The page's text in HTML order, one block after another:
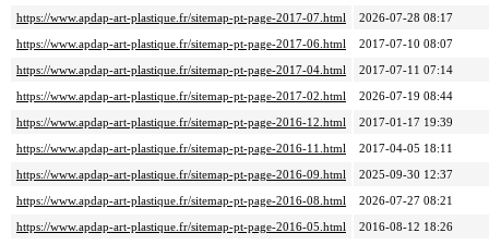
https://www.apdap-art-plastique.fr/sitemap-pt-page-2017-07.html
2026-07-28 08:17
https://www.apdap-art-plastique.fr/sitemap-pt-page-2017-06.html
2017-07-10 08:07
https://www.apdap-art-plastique.fr/sitemap-pt-page-2017-04.html
2017-07-11 07:14
https://www.apdap-art-plastique.fr/sitemap-pt-page-2017-02.html
2026-07-19 08:44
https://www.apdap-art-plastique.fr/sitemap-pt-page-2016-12.html
2017-01-17 19:39
https://www.apdap-art-plastique.fr/sitemap-pt-page-2016-11.html
2017-04-05 18:11
https://www.apdap-art-plastique.fr/sitemap-pt-page-2016-09.html
2025-09-30 12:37
https://www.apdap-art-plastique.fr/sitemap-pt-page-2016-08.html
2026-07-27 08:21
https://www.apdap-art-plastique.fr/sitemap-pt-page-2016-05.html
2016-08-12 18:26